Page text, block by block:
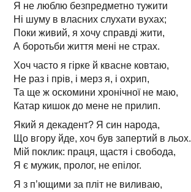
Я не люблю безпредметно тужити
Ні шуму в власних слухати вухах;
Поки живий, я хочу справді жити,
А боротьби життя мені не страх.
Хоч часто я гірке й квасне ковтаю,
Не раз і прів, і мерз я, і охрип,
Та ще ж оскомини хронічної не маю,
Катар кишок до мене не прилип.
Який я декадент? Я син народа,
Що вгору йде, хоч був запертий в льох.
Мій поклик: праця, щастя і свобода,
Я є мужик, пролог, не епілог.
Я з п’ющими за пліт не виливаю,